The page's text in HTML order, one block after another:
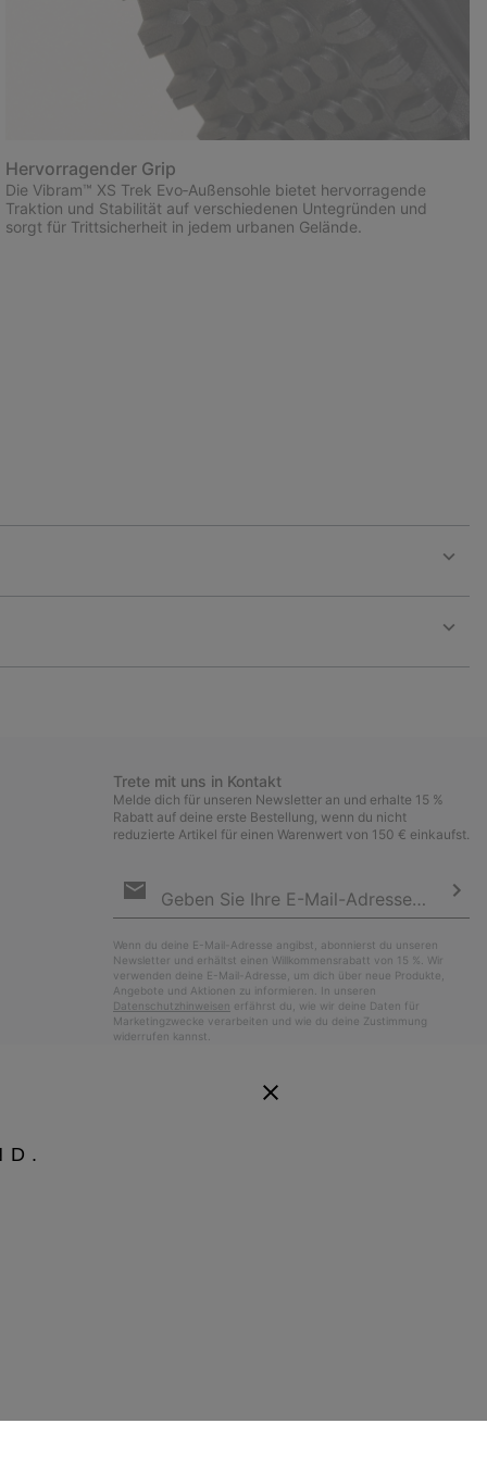
Hervorragender Grip
Die Vibram™ XS Trek Evo‑Außensohle bietet hervorragende
Traktion und Stabilität auf verschiedenen Untegründen und
sorgt für Trittsicherheit in jedem urbanen Gelände.
or
section
or
Trete mit uns in Kontakt
Melde dich für unseren Newsletter an und erhalte 15 %
Rabatt auf deine erste Bestellung, wenn du nicht
reduzierte Artikel für einen Warenwert von 150 € einkaufst.
Anmeldung
Wenn du deine E-Mail-Adresse angibst, abonnierst du unseren
Newsletter und erhältst einen Willkommensrabatt von 15 %. Wir
verwenden deine E-Mail-Adresse, um dich über neue Produkte,
Angebote und Aktionen zu informieren. In unseren
Datenschutzhinweisen erfährst du, wie wir deine Daten für
Marketingzwecke verarbeiten und wie du deine Zustimmung
widerrufen kannst.